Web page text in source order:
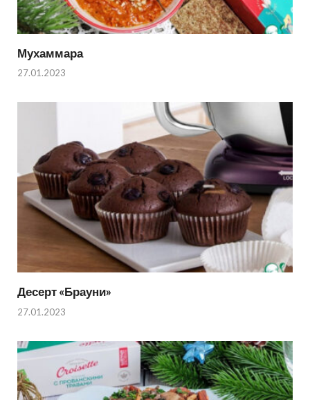
Мухаммара
27.01.2023
Десерт «Брауни»
27.01.2023